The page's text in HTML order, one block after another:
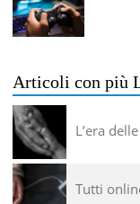
Articoli con più
L’era
Tutti